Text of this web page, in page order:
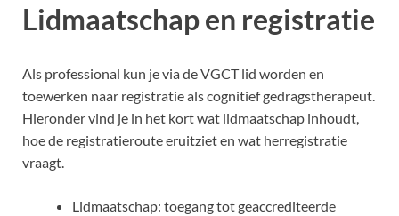
Lidmaatschap en registratie
Als professional kun je via de VGCT lid worden en
toewerken naar registratie als cognitief gedragstherapeut.
Hieronder vind je in het kort wat lidmaatschap inhoudt,
hoe de registratieroute eruitziet en wat herregistratie
vraagt.
Lidmaatschap: toegang tot geaccrediteerde